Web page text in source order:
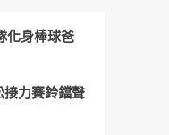
化身棒球爸
力賽鈴鐺聲